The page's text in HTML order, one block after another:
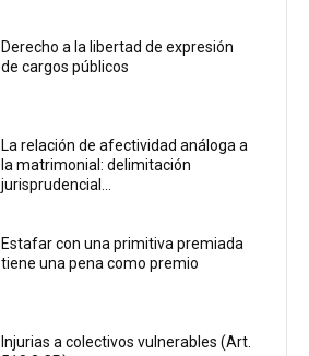
Derecho a la libertad de expresión
de cargos públicos
La relación de afectividad análoga a
la matrimonial: delimitación
jurisprudencial...
Estafar con una primitiva premiada
tiene una pena como premio
Injurias a colectivos vulnerables (Art.